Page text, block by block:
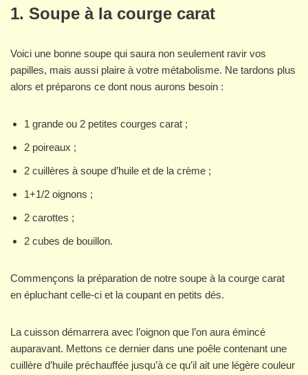
1. Soupe à la courge carat
Voici une bonne soupe qui saura non seulement ravir vos
papilles, mais aussi plaire à votre métabolisme. Ne tardons plus
alors et préparons ce dont nous aurons besoin :
1 grande ou 2 petites courges carat ;
2 poireaux ;
2 cuillères à soupe d’huile et de la crème ;
1+1/2 oignons ;
2 carottes ;
2 cubes de bouillon.
Commençons la préparation de notre soupe à la courge carat
en épluchant celle-ci et la coupant en petits dés.
La cuisson démarrera avec l’oignon que l’on aura émincé
auparavant. Mettons ce dernier dans une poêle contenant une
cuillère d’huile préchauffée jusqu’à ce qu’il ait une légère couleur